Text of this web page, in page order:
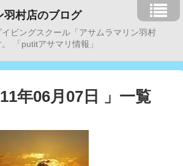
羽村店のブログ
ビングスクール「アサムラマリン羽村
「putitアサマリ情報」
年06月07日 」一覧